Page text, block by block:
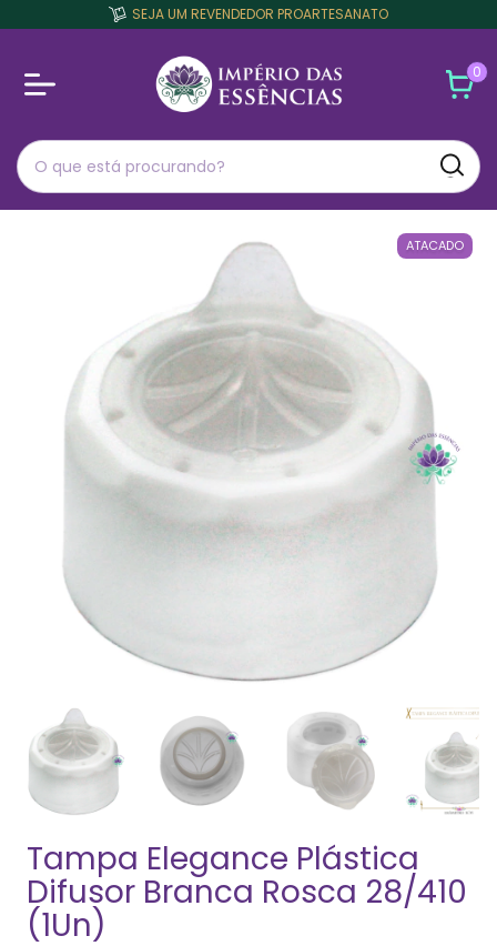
SEJA UM REVENDEDOR PROARTESANATO
0
ATACADO
Tampa Elegance Plástica
Difusor Branca Rosca 28/410
(1Un)